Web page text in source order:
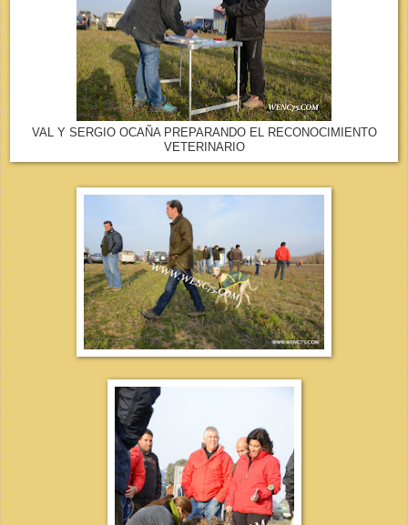
VAL Y SERGIO OCAÑA PREPARANDO EL RECONOCIMIENTO
VETERINARIO